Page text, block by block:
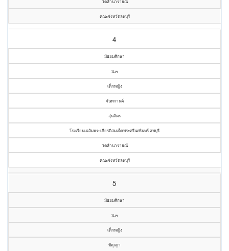
วัดลำนารายณ์
คณะจังหวัดลพบุรี
4
มัธยมศึกษา
ม.๓
เด็กหญิง
จันทกานต์
อุ่นจิตร
โรงเรียนเฉลิมพระเกียรติสมเด็จพระศรีนครินทร์ ลพบุรี
วัดลำนารายณ์
คณะจังหวัดลพบุรี
5
มัธยมศึกษา
ม.๓
เด็กหญิง
ชัญญา